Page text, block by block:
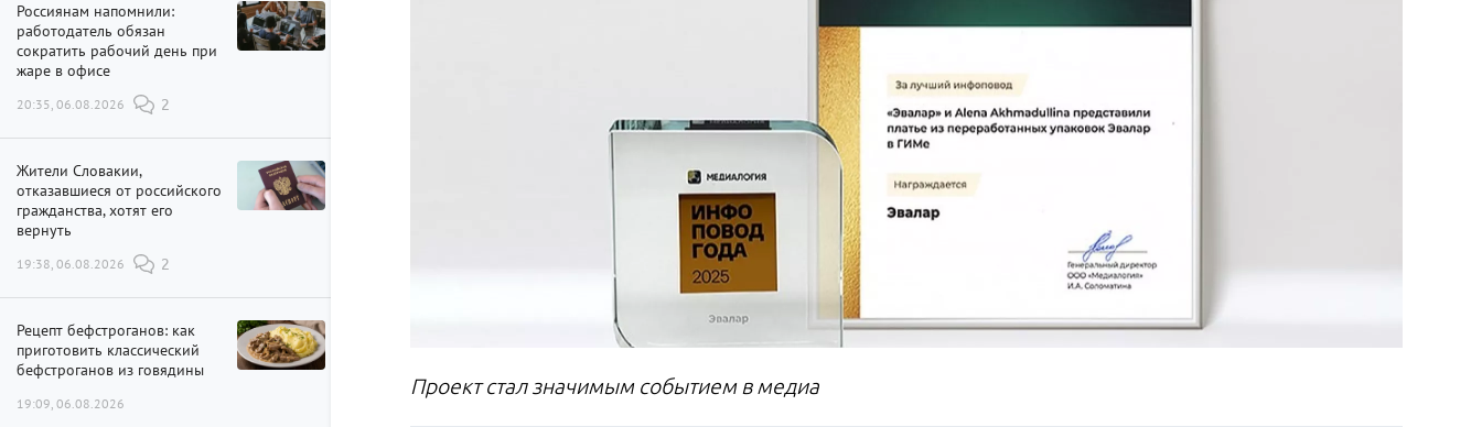
Россиянам напомнили:
работодатель обязан
сократить рабочий день при
жаре в офисе
20:35, 06.08.2026 2
Жители Словакии,
отказавшиеся от российского
гражданства, хотят его
вернуть
19:38, 06.08.2026 2
Рецепт бефстроганов: как
приготовить классический
бефстроганов из говядины
19:09, 06.08.2026
Проект стал значимым событием в медиа